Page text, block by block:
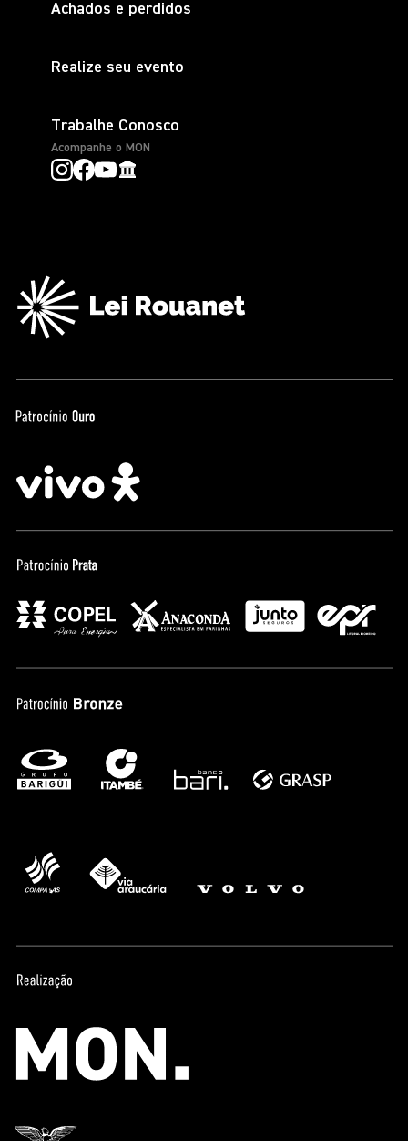
Achados e perdidos
Realize seu evento
Trabalhe Conosco
Acompanhe o MON